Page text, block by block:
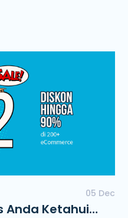
05 Dec
Anda Ketahui